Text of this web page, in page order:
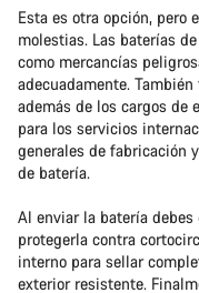
Esta es otra opción, pero
molestias. Las baterías
como mercancías
adecuadamente.
además de los cargos de
para los servicios
generales de fabricación
de batería.
Al enviar la batería
protegerla contra
interno para sellar
exterior resistente.